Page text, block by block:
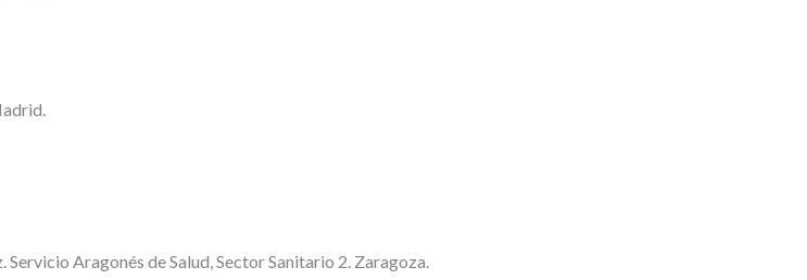
Aragonés de Salud, Sector Sanitario 2. Zaragoza.